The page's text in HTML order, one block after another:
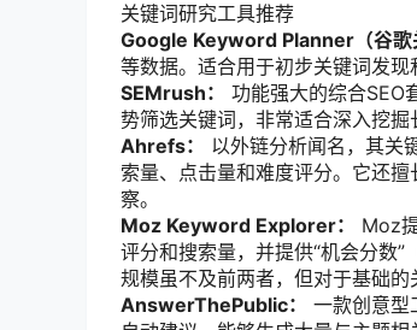
关键词研究工具推荐
Google Keyword Planner（谷歌
等数据。适合用于初步关键词发现
SEMrush：
功能强大的综合SEO
势筛选关键词，非常适合深入挖掘
Ahrefs：
以外链分析闻名，其关
索量、点击量和难度评分。它还
察。
Moz Keyword Explorer：
Moz
评分和搜索量，并提供“机会分数
规模虽不及前两者，但对于基础的
AnswerThePublic：
一款创意型